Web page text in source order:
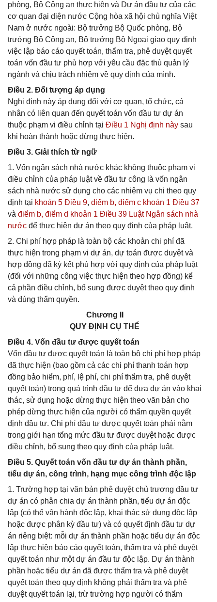
phòng, Bộ Công an thực hiện và Dự án đầu tư của các
cơ quan đại diện nước Cộng hòa xã hội chủ nghĩa Việt
Nam ở nước ngoài: Bộ trưởng Bộ Quốc phòng, Bộ
trưởng Bộ Công an, Bộ trưởng Bộ Ngoại giao quy định
việc lập báo cáo quyết toán, thẩm tra, phê duyệt quyết
toán vốn đầu tư phù hợp với yêu cầu đặc thù quản lý
ngành và chịu trách nhiệm về quy định của mình.
Điều 2. Đối tượng áp dụng
Nghị định này áp dụng đối với cơ quan, tổ chức, cá
nhân có liên quan đến quyết toán vốn đầu tư dự án
thuộc phạm vi điều chỉnh tại Điều 1 Nghị định này sau
khi hoàn thành hoặc dừng thực hiện.
Điều 3. Giải thích từ ngữ
1. Vốn ngân sách nhà nước khác không thuộc phạm vi
điều chỉnh của pháp luật về đầu tư công là vốn ngân
sách nhà nước sử dụng cho các nhiệm vụ chi theo quy
định tại khoản 5 Điều 9, điểm b, điểm c khoản 1 Điều 37
và điểm b, điểm d khoản 1 Điều 39 Luật Ngân sách nhà
nước để thực hiện dự án theo quy định của pháp luật.
2. Chi phí hợp pháp là toàn bộ các khoản chi phí đã
thực hiện trong phạm vi dự án, dự toán được duyệt và
hợp đồng đã ký kết phù hợp với quy định của pháp luật
(đối với những công việc thực hiện theo hợp đồng) kể
cả phần điều chỉnh, bổ sung được duyệt theo quy định
và đúng thẩm quyền.
Chương II
QUY ĐỊNH CỤ THỂ
Điều 4. Vốn đầu tư được quyết toán
Vốn đầu tư được quyết toán là toàn bộ chi phí hợp pháp
đã thực hiện (bao gồm cả các chi phí thanh toán hợp
đồng bảo hiểm, phí, lệ phí, chi phí thẩm tra, phê duyệt
quyết toán) trong quá trình đầu tư để đưa dự án vào khai
thác, sử dụng hoặc dừng thực hiện theo văn bản cho
phép dừng thực hiện của người có thẩm quyền quyết
định đầu tư. Chi phí đầu tư được quyết toán phải nằm
trong giới hạn tổng mức đầu tư được duyệt hoặc được
điều chỉnh, bổ sung theo quy định của pháp luật.
Điều 5. Quyết toán vốn đầu tư dự án thành phần,
tiểu dự án, công trình, hạng mục công trình độc lập
1. Trường hợp tại văn bản phê duyệt chủ trương đầu tư
dự án có phân chia dự án thành phần, tiểu dự án độc
lập (có thể vận hành độc lập, khai thác sử dụng độc lập
hoặc được phân kỳ đầu tư) và có quyết định đầu tư dự
án riêng biệt: mỗi dự án thành phần hoặc tiểu dự án độc
lập thực hiện báo cáo quyết toán, thẩm tra và phê duyệt
quyết toán như một dự án đầu tư độc lập. Dự án thành
phần hoặc tiểu dự án đã được thẩm tra và phê duyệt
quyết toán theo quy định không phải thẩm tra và phê
duyệt quyết toán lại, trừ trường hợp người có thẩm